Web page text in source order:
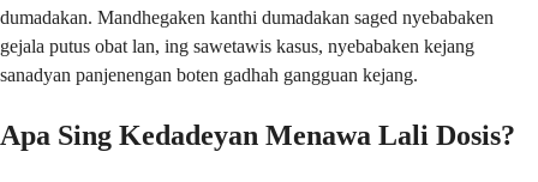
dumadakan. Mandhegaken kanthi dumadakan saged nyebabaken
gejala putus obat lan, ing sawetawis kasus, nyebabaken kejang
sanadyan panjenengan boten gadhah gangguan kejang.
Apa Sing Kedadeyan Menawa Lali Dosis?